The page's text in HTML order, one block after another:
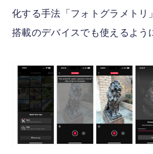
化する手法「フォトグラメト
搭載のデバイスでも使えるよう